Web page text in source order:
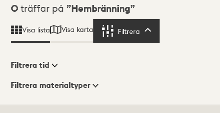
Sökresultat
0 träffar på Hembränning
Visa lista Visa karta Filtrera
Visningsläge
Filtrera tid
Filtrera materialtyper